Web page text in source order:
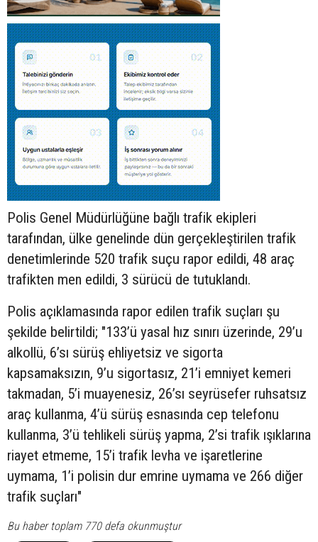
Polis Genel Müdürlüğüne bağlı trafik ekipleri
tarafından, ülke genelinde dün gerçekleştirilen trafik
denetimlerinde 520 trafik suçu rapor edildi, 48 araç
trafikten men edildi, 3 sürücü de tutuklandı.
Polis açıklamasında rapor edilen trafik suçları şu
şekilde belirtildi; "133’ü yasal hız sınırı üzerinde, 29’u
alkollü, 6’sı sürüş ehliyetsiz ve sigorta
kapsamaksızın, 9’u sigortasız, 21’i emniyet kemeri
takmadan, 5’i muayenesiz, 26’sı seyrüsefer ruhsatsız
araç kullanma, 4’ü sürüş esnasında cep telefonu
kullanma, 3’ü tehlikeli sürüş yapma, 2’si trafik ışıklarına
riayet etmeme, 15’i trafik levha ve işaretlerine
uymama, 1’i polisin dur emrine uymama ve 266 diğer
trafik suçları"
Bu haber toplam 770 defa okunmuştur